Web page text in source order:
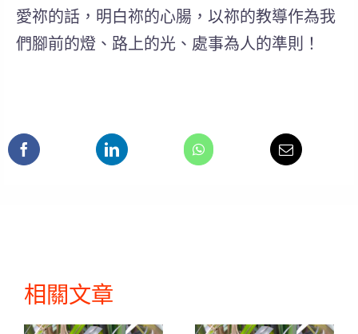
愛祢的話，明白祢的心腸，以祢的教導作為我
們腳前的燈、路上的光、處事為人的準則！
相關文章